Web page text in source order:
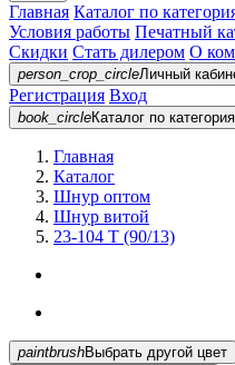
Главная Каталог по
Условия работы Печатный
Скидки Стать дилером О
person_crop_circleЛичный
Регистрация Вход
book_circleКаталог по
Главная
Каталог
Шнур оптом
Шнур витой
23-104 T (90/13)
paintbrush
Выбрать другой цвет